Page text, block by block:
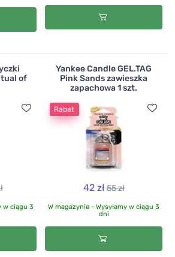
of
w ciągu 3
Yankee Candle GEL.TAG
Pink Sands zawieszka
zapachowa 1 szt.
Rabat
42 zł 55 zł
W magazynie - Wysyłamy w ciągu 3
dni